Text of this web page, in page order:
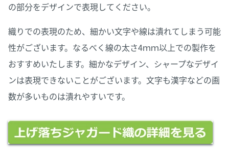
の部分をデザインで表現してください。
織りでの表現のため、細かい文字や線は潰れてしまう可能
性がございます。なるべく線の太さ4ｍｍ以上での製作を
おすすめいたします。細かなデザイン、シャープなデザイ
ンは表現できないことがございます。文字も漢字などの画
数が多いものは潰れやすいです。